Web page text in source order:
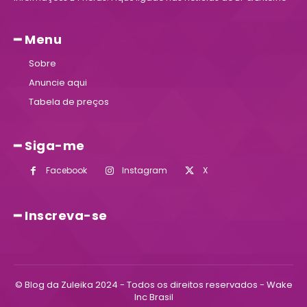
━ Menu
Sobre
Anuncie aqui
Tabela de preços
━ Siga-me
Facebook Instagram X
━ Inscreva-se
© Blog da Zuleika 2024 - Todos os direitos reservados - Wake
Inc Brasil